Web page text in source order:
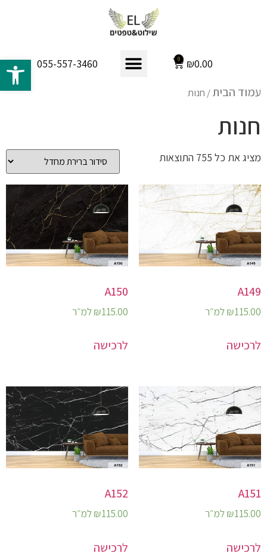
₪0.00
0
055-557-3460
עמוד הבית/ חנות
חנות
מציג את כל 755 התוצאות
A149
₪115.00 למ״ר
לרכישה
A150
₪115.00 למ״ר
לרכישה
A151
₪115.00 למ״ר
לרכישה
A152
₪115.00 למ״ר
לרכישה